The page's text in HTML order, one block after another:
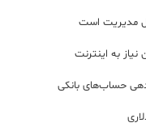
مدیریت است
به اینترنت
حساب‌های بانکی